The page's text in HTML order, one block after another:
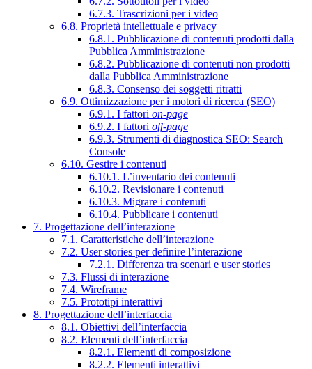
6.7.3. Trascrizioni per i video
6.8. Proprietà intellettuale e privacy
6.8.1. Pubblicazione di contenuti prodotti dalla
Pubblica Amministrazione
6.8.2. Pubblicazione di contenuti non prodotti
dalla Pubblica Amministrazione
6.8.3. Consenso dei soggetti ritratti
6.9. Ottimizzazione per i motori di ricerca (SEO)
6.9.1. I fattori on-page
6.9.2. I fattori off-page
6.9.3. Strumenti di diagnostica SEO: Search
Console
6.10. Gestire i contenuti
6.10.1. L’inventario dei contenuti
6.10.2. Revisionare i contenuti
6.10.3. Migrare i contenuti
6.10.4. Pubblicare i contenuti
7. Progettazione dell’interazione
7.1. Caratteristiche dell’interazione
7.2. User stories per definire l’interazione
7.2.1. Differenza tra scenari e user stories
7.3. Flussi di interazione
7.4. Wireframe
7.5. Prototipi interattivi
8. Progettazione dell’interfaccia
8.1. Obiettivi dell’interfaccia
8.2. Elementi dell’interfaccia
8.2.1. Elementi di composizione
8.2.2. Elementi interattivi